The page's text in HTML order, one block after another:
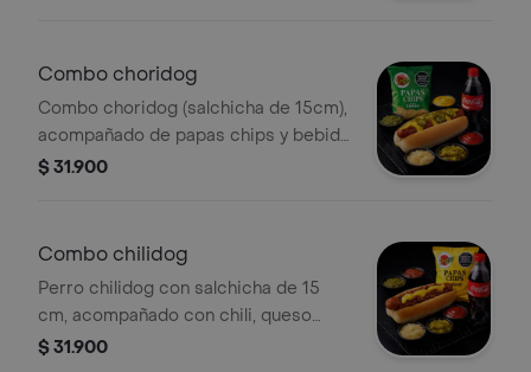
Combo choridog
Combo choridog (salchicha de 15cm),
acompañado de papas chips y bebida
a elección.
$ 31.900
Combo chilidog
Perro chilidog con salchicha de 15
cm, acompañado con chili, queso
fundido, papas chips y bebida a
$ 31.900